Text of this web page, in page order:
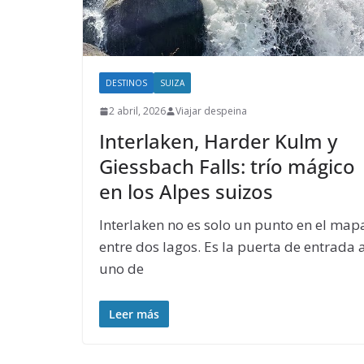
DESTINOS SUIZA
2 abril, 2026 Viajar despeina
Interlaken, Harder Kulm y
Giessbach Falls: trío mágico
en los Alpes suizos
Interlaken no es solo un punto en el
entre dos lagos. Es la puerta de entrada
uno de
Leer más